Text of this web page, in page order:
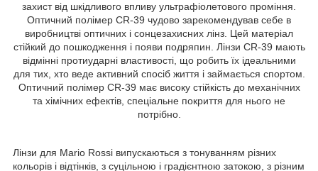
захист від шкідливого впливу ультрафіолетового проміння.
Оптичний полімер CR-39 чудово зарекомендував себе в
виробництві оптичних і сонцезахисних лінз. Цей матеріал
стійкий до пошкодження і появи подряпин. Лінзи CR-39 мають
відмінні протиударні властивості, що робить їх ідеальними
для тих, хто веде активний спосіб життя і займається спортом.
Оптичний полімер CR-39 має високу стійкість до механічних
та хімічних ефектів, спеціальне покриття для нього не
потрібно.
Лінзи для Mario Rossi випускаються з тонуванням різних
кольорів і відтінків, з суцільною і градієнтною затокою, з різним